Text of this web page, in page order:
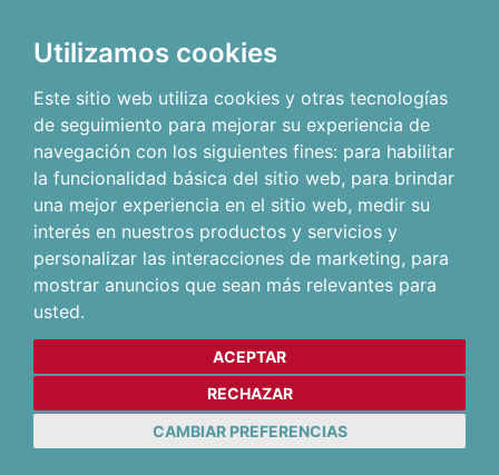
Utilizamos cookies
Este sitio web utiliza cookies y otras tecnologías
de seguimiento para mejorar su experiencia de
navegación con los siguientes fines: para habilitar
la funcionalidad básica del sitio web, para brindar
una mejor experiencia en el sitio web, medir su
interés en nuestros productos y servicios y
personalizar las interacciones de marketing, para
mostrar anuncios que sean más relevantes para
usted.
ACEPTAR
RECHAZAR
CAMBIAR PREFERENCIAS